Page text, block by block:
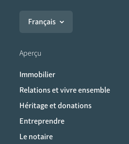
Français
Aperçu
Immobilier
Relations et vivre ensemble
Héritage et donations
Entreprendre
Le notaire